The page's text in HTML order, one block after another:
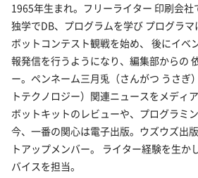
1965年生まれ。フリーライター 印刷会社
独学でDB、プログラムを学び プログラ
ボットコンテスト観戦を始め、 後にイベ
報発信を行うようになり、編集部からの
ー。ペンネーム三月兎（さんがつ うさぎ
トテクノロジー）関連ニュースをメディ
ボットキットのレビューや、プログラミ
今、一番の関心は電子出版。ウズウズ出
トアップメンバー。 ライター経験を生か
バイスを担当。